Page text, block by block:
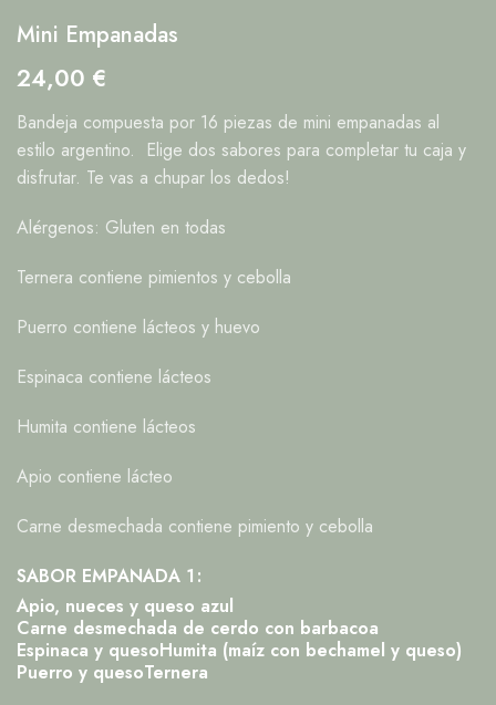
Mini Empanadas
24,00 €
Bandeja compuesta por 16 piezas de mini empanadas al
estilo argentino. Elige dos sabores para completar tu caja y
disfrutar. Te vas a chupar los dedos!
Alérgenos: Gluten en todas
Ternera contiene pimientos y cebolla
Puerro contiene lácteos y huevo
Espinaca contiene lácteos
Humita contiene lácteos
Apio contiene lácteo
Carne desmechada contiene pimiento y cebolla
SABOR EMPANADA 1
Apio, nueces y queso azul
Carne desmechada de cerdo con barbacoa
Espinaca y quesoHumita (maíz con bechamel y queso)
Puerro y quesoTernera